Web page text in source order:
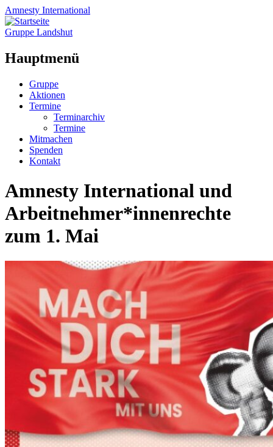
Amnesty International
Gruppe Landshut
Hauptmenü
Zum
Inhalt
springen
Gruppe
Aktionen
Termine
Terminarchiv
Termine
Mitmachen
Spenden
Kontakt
Amnesty International und
Arbeitnehmer*innenrechte
zum 1. Mai